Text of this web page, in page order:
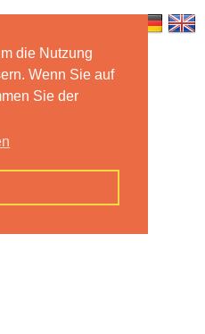
die Nutzung
Wenn Sie auf
Sie der
Mobile App
Imprint Privacy